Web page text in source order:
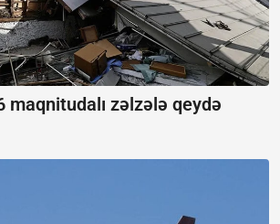
maqnitudalı zəlzələ qeydə